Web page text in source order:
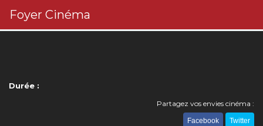
Foyer Cinéma
Durée :
Partagez vos envies cinéma :
Facebook Twitter